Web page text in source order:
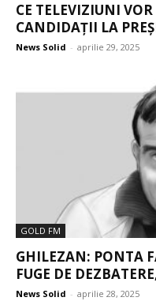
CE TELEVIZIUNI
CANDIDAŢII LA
News Solid - aprilie 29, 2025
GOLD FM
GHILEZAN: PONTA
FUGE DE
News Solid - aprilie 28, 2025